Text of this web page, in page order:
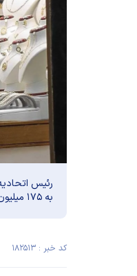
رئیس
به ۱۷۵ میلیون تومان رسید.
کد خبر : ۱۸۲۵۱۳